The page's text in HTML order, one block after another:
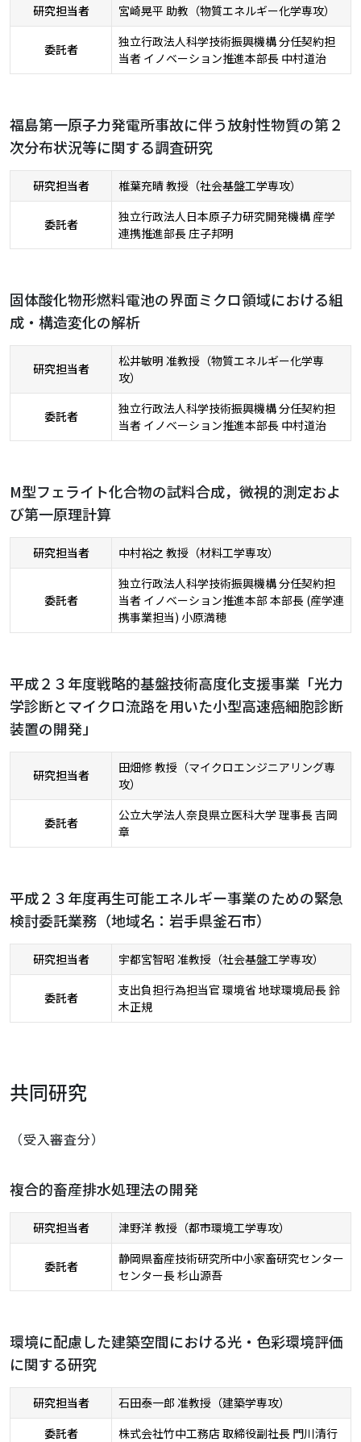
研究担当者 宮崎晃平 助教（物質エネルギー化学専攻）
委託者
独立行政法人科学技術振興機構 分任契約担
当者 イノベーション推進本部長 中村道治
福島第一原子力発電所事故に伴う放射性物質の第２
次分布状況等に関する調査研究
研究担当者 椎葉充晴 教授（社会基盤工学専攻）
委託者
独立行政法人日本原子力研究開発機構 産学
連携推進部長 庄子邦明
固体酸化物形燃料電池の界面ミクロ領域における組
成・構造変化の解析
研究担当者
松井敏明 准教授（物質エネルギー化学専
攻）
委託者
独立行政法人科学技術振興機構 分任契約担
当者 イノベーション推進本部長 中村道治
M型フェライト化合物の試料合成，微視的測定およ
び第一原理計算
研究担当者 中村裕之 教授（材料工学専攻）
委託者
独立行政法人科学技術振興機構 分任契約担
当者 イノベーション推進本部 本部長 (産学連
携事業担当) 小原満穂
平成２３年度戦略的基盤技術高度化支援事業「光力
学診断とマイクロ流路を用いた小型高速癌細胞診断
装置の開発」
研究担当者
田畑修 教授（マイクロエンジニアリング専
攻）
委託者
公立大学法人奈良県立医科大学 理事長 吉岡
章
平成２３年度再生可能エネルギー事業のための緊急
検討委託業務（地域名：岩手県釜石市）
研究担当者 宇都宮智昭 准教授（社会基盤工学専攻）
委託者
支出負担行為担当官 環境省 地球環境局長 鈴
木正規
共同研究
（受入審査分）
複合的畜産排水処理法の開発
研究担当者 津野洋 教授（都市環境工学専攻）
委託者
静岡県畜産技術研究所中小家畜研究センター
センター長 杉山源吾
環境に配慮した建築空間における光・色彩環境評価
に関する研究
研究担当者
石田泰一郎 准教授（建築学専攻）
委託者
株式会社竹中工務店 取締役副社長 門川清行